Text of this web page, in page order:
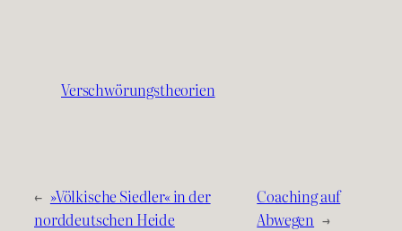
Verschwörungstheorien
← »Völkische Siedler« in der
norddeutschen Heide
Coaching auf
Abwegen →